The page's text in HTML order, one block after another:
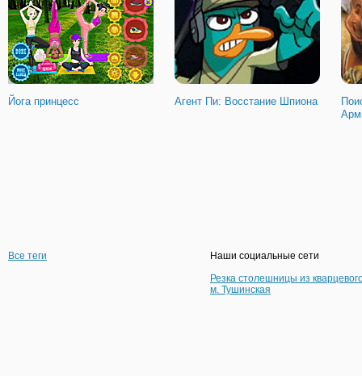
Йога принцесс Агент Пи: Восстание Шпиона
Все теги
Наши социальные сети
Резка столешницы из
м. Тушинская